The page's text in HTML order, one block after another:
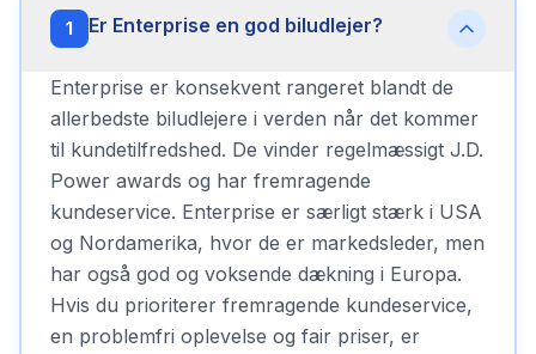
1 Er Enterprise en god biludlejer?
Enterprise er konsekvent rangeret blandt de
allerbedste biludlejere i verden når det kommer
til kundetilfredshed. De vinder regelmæssigt J.D.
Power awards og har fremragende
kundeservice. Enterprise er særligt stærk i USA
og Nordamerika, hvor de er markedsleder, men
har også god og voksende dækning i Europa.
Hvis du prioriterer fremragende kundeservice,
en problemfri oplevelse og fair priser, er